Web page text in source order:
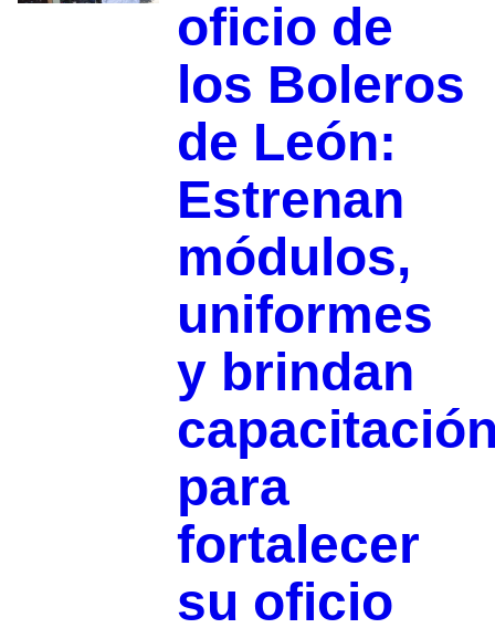
oficio de
los Boleros
de León:
Estrenan
módulos,
uniformes
y brindan
para
fortalecer
su oficio